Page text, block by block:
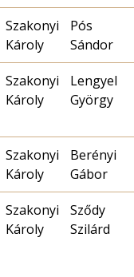
Szakonyi
Károly
Pós
Sándor
Szakonyi
Károly
Lengyel
György
Szakonyi
Károly
Berényi
Gábor
Szakonyi
Károly
Sződy
Szilárd